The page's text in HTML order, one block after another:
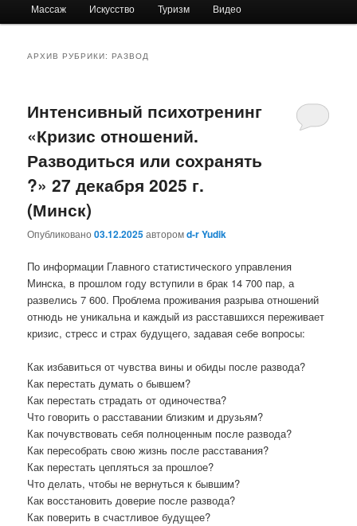
к
к
Массаж Искусство Туризм Видео
АРХИВ РУБРИКИ:РАЗВОД
Интенсивный психотренинг
«Кризис отношений.
Разводиться или сохранять
?» 27 декабря 2025 г.
(Минск)
Опубликовано03.12.2025авторомd-r Yudik
По информации Главного статистического управления
Минска, в прошлом году вступили в брак 14 700 пар, а
развелись 7 600. Проблема проживания разрыва отношений
отнюдь не уникальна и каждый из расставшихся переживает
кризис, стресс и страх будущего, задавая себе вопросы:
Как избавиться от чувства вины и обиды после развода?
Как перестать думать о бывшем?
Как перестать страдать от одиночества?
Что говорить о расставании близким и друзьям?
Как почувствовать себя полноценным после развода?
Как пересобрать свою жизнь после расставания?
Как перестать цепляться за прошлое?
Что делать, чтобы не вернуться к бывшим?
Как восстановить доверие после развода?
Как поверить в счастливое будущее?